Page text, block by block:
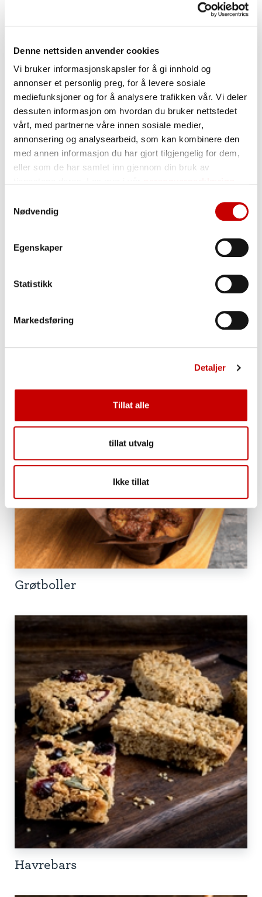
Denne nettsiden anvender cookies
Vi bruker informasjonskapsler for å gi innhold og
annonser et personlig preg, for å levere sosiale
mediefunksjoner og for å analysere trafikken vår. Vi deler
dessuten informasjon om hvordan du bruker nettstedet
vårt, med partnerne våre innen sosiale medier,
annonsering og analysearbeid, som kan kombinere den
med annen informasjon du har gjort tilgjengelig for dem,
eller som de har samlet inn gjennom din bruk av
Nødvendig
Egenskaper
Statistikk
Markedsføring
Detaljer
Tillat alle
tillat utvalg
Ikke tillat
Grøtbrød
Grøtboller
Havrebars